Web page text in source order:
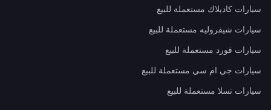
سيارات كاديلاك مستعملة للبيع
سيارات شيفروليه مستعملة للبيع
سيارات فورد مستعملة للبيع
سيارات جي ام سي مستعملة للبيع
سيارات تسلا مستعملة للبيع